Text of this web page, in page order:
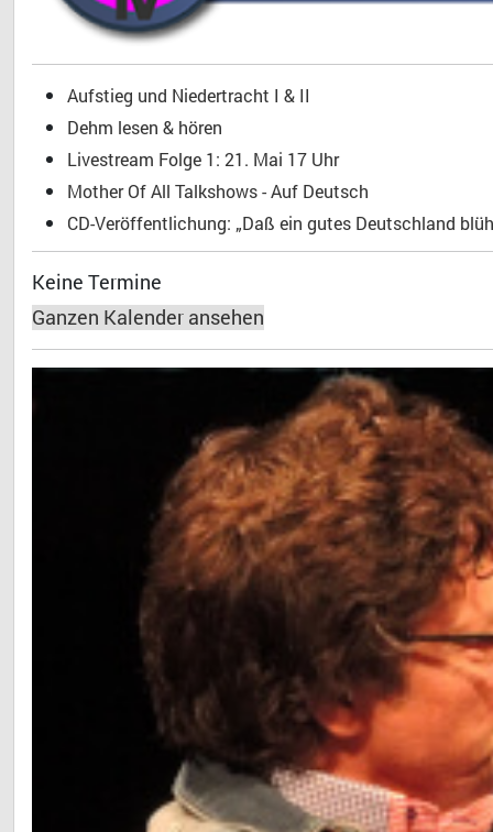
Aufstieg und Niedertracht I & II
Dehm lesen & hören
Livestream Folge 1: 21. Mai 17 Uhr
Mother Of All Talkshows - Auf Deutsch
CD-Veröffentlichung: „Daß ein gutes Deutschland
Keine Termine
Ganzen Kalender ansehen